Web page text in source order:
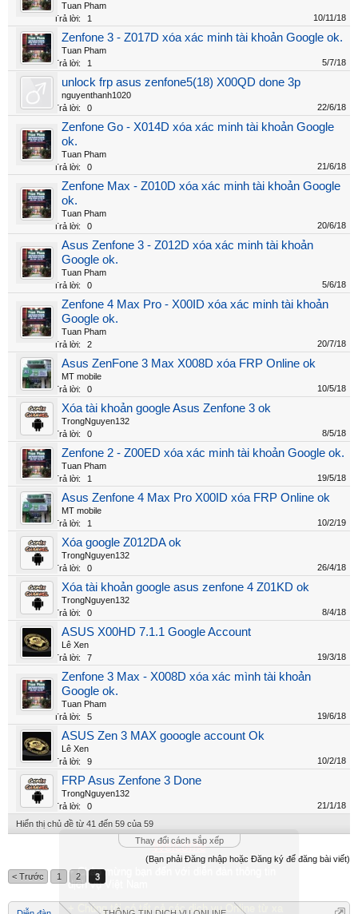
Welcome
+ Chào mừng bạn đến với diễn đàn thông tin
dịch vụ Việt Nam
+ Chúng tôi có tất cả các dịch vụ Online từ xa
Tuan Pham
Trả lời:
1 10/11/18
Zenfone 3 - Z017D xóa xác minh tài khoản Google ok.
Tuan Pham
Trả lời:
1 5/7/18
unlock frp asus zenfone5(18) X00QD done 3p
nguyenthanh1020
Trả lời:
0 22/6/18
Zenfone Go - X014D xóa xác minh tài khoản Google
ok.
Tuan Pham
Trả lời:
0 21/6/18
Zenfone Max - Z010D xóa xác minh tài khoản Google
ok.
Tuan Pham
Trả lời:
0 20/6/18
Asus Zenfone 3 - Z012D xóa xác minh tài khoản
Google ok.
Tuan Pham
Trả lời:
0 5/6/18
Zenfone 4 Max Pro - X00ID xóa xác minh tài khoản
Google ok.
Tuan Pham
Trả lời:
2 20/7/18
Asus ZenFone 3 Max X008D xóa FRP Online ok
MT mobile
Trả lời:
0 10/5/18
Xóa tài khoản google Asus Zenfone 3 ok
TrongNguyen132
Trả lời:
0 8/5/18
Zenfone 2 - Z00ED xóa xác minh tài khoản Google ok.
Tuan Pham
Trả lời:
1 19/5/18
Asus Zenfone 4 Max Pro X00ID xóa FRP Online ok
MT mobile
Trả lời:
1 10/2/19
Xóa google Z012DA ok
TrongNguyen132
Trả lời:
0 26/4/18
Xóa tài khoản google asus zenfone 4 Z01KD ok
TrongNguyen132
Trả lời:
0 8/4/18
ASUS X00HD 7.1.1 Google Account
Lê Xen
Trả lời:
7 19/3/18
Zenfone 3 Max - X008D xóa xác mình tài khoản
Google ok.
Tuan Pham
Trả lời:
5 19/6/18
ASUS Zen 3 MAX gooogle account Ok
Lê Xen
Trả lời:
9 10/2/18
FRP Asus Zenfone 3 Done
TrongNguyen132
Trả lời:
0
21/1/18
Hiển thị chủ đề từ 41 đến 59 của 59
Thay đổi cách sắp xếp
(Bạn phải Đăng nhập hoặc Đăng ký để đăng bài viết)
< Trước
1 2 3